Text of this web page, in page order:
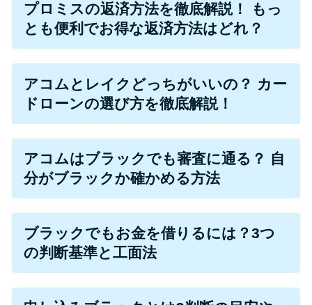
審査が不安な方向け
カードローン診断
カードローンQ&A
特集ページ
リボ払いをそのまま払いきると
損！
カードローンの見直しで40万円
得した話
プロミスの返済方法を徹底解説！ もっ
とも便利でお得な返済方法はどれ？
アコムとレイクどっちがいいの？ カー
ドローンの選び方を徹底解説！
アコムはブラックでも審査に通る？ 自
分がブラックか確かめる方法
ブラックでもお金を借りるには？3つ
の判断基準と工面法